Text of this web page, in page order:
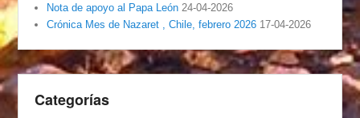
Nota de apoyo al Papa León 24-04-2026
Crónica Mes de Nazaret , Chile, febrero 2026 17-04-2026
Categorías